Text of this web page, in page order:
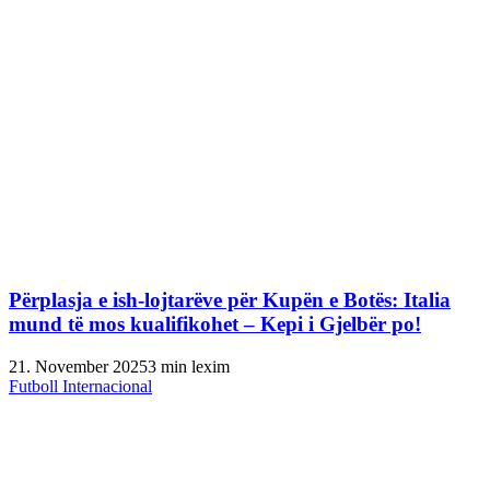
Përplasja e ish-lojtarëve për Kupën e Botës: Italia
mund të mos kualifikohet – Kepi i Gjelbër po!
21. November 20253 min lexim
Futboll Internacional